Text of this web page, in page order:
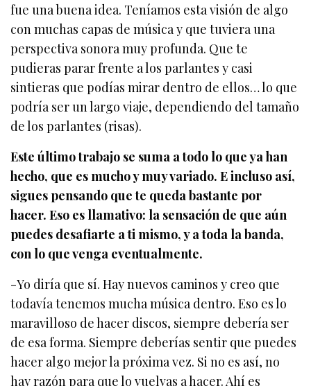
fue una buena idea. Teníamos esta visión de algo
con muchas capas de música y que tuviera una
perspectiva sonora muy profunda. Que te
pudieras parar frente a los parlantes y casi
sintieras que podías mirar dentro de ellos… lo que
podría ser un largo viaje, dependiendo del tamaño
de los parlantes (risas).
Este último trabajo se suma a todo lo que ya han
hecho, que es mucho y muy variado. E incluso así,
sigues pensando que te queda bastante por
hacer. Eso es llamativo: la sensación de que aún
puedes desafiarte a ti mismo, y a toda la banda,
con lo que venga eventualmente.
-Yo diría que sí. Hay nuevos caminos y creo que
todavía tenemos mucha música dentro. Eso es lo
maravilloso de hacer discos, siempre debería ser
de esa forma. Siempre deberías sentir que puedes
hacer algo mejor la próxima vez. Si no es así, no
hay razón para que lo vuelvas a hacer. Ahí es